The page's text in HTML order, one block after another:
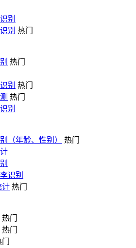
别
别 热门
热门
别 热门
热门
别
（年龄、性别）
热门
识别
计 热门
热门
热门